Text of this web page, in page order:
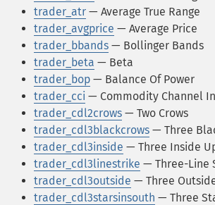
trader_atr — Average True Range
trader_avgprice — Average Price
trader_bbands — Bollinger Bands
trader_beta — Beta
trader_bop — Balance Of Power
trader_cci — Commodity Channel
trader_cdl2crows — Two Crows
trader_cdl3blackcrows — Three
trader_cdl3inside — Three Inside
trader_cdl3linestrike — Three-Line
trader_cdl3outside — Three
trader_cdl3starsinsouth — Three